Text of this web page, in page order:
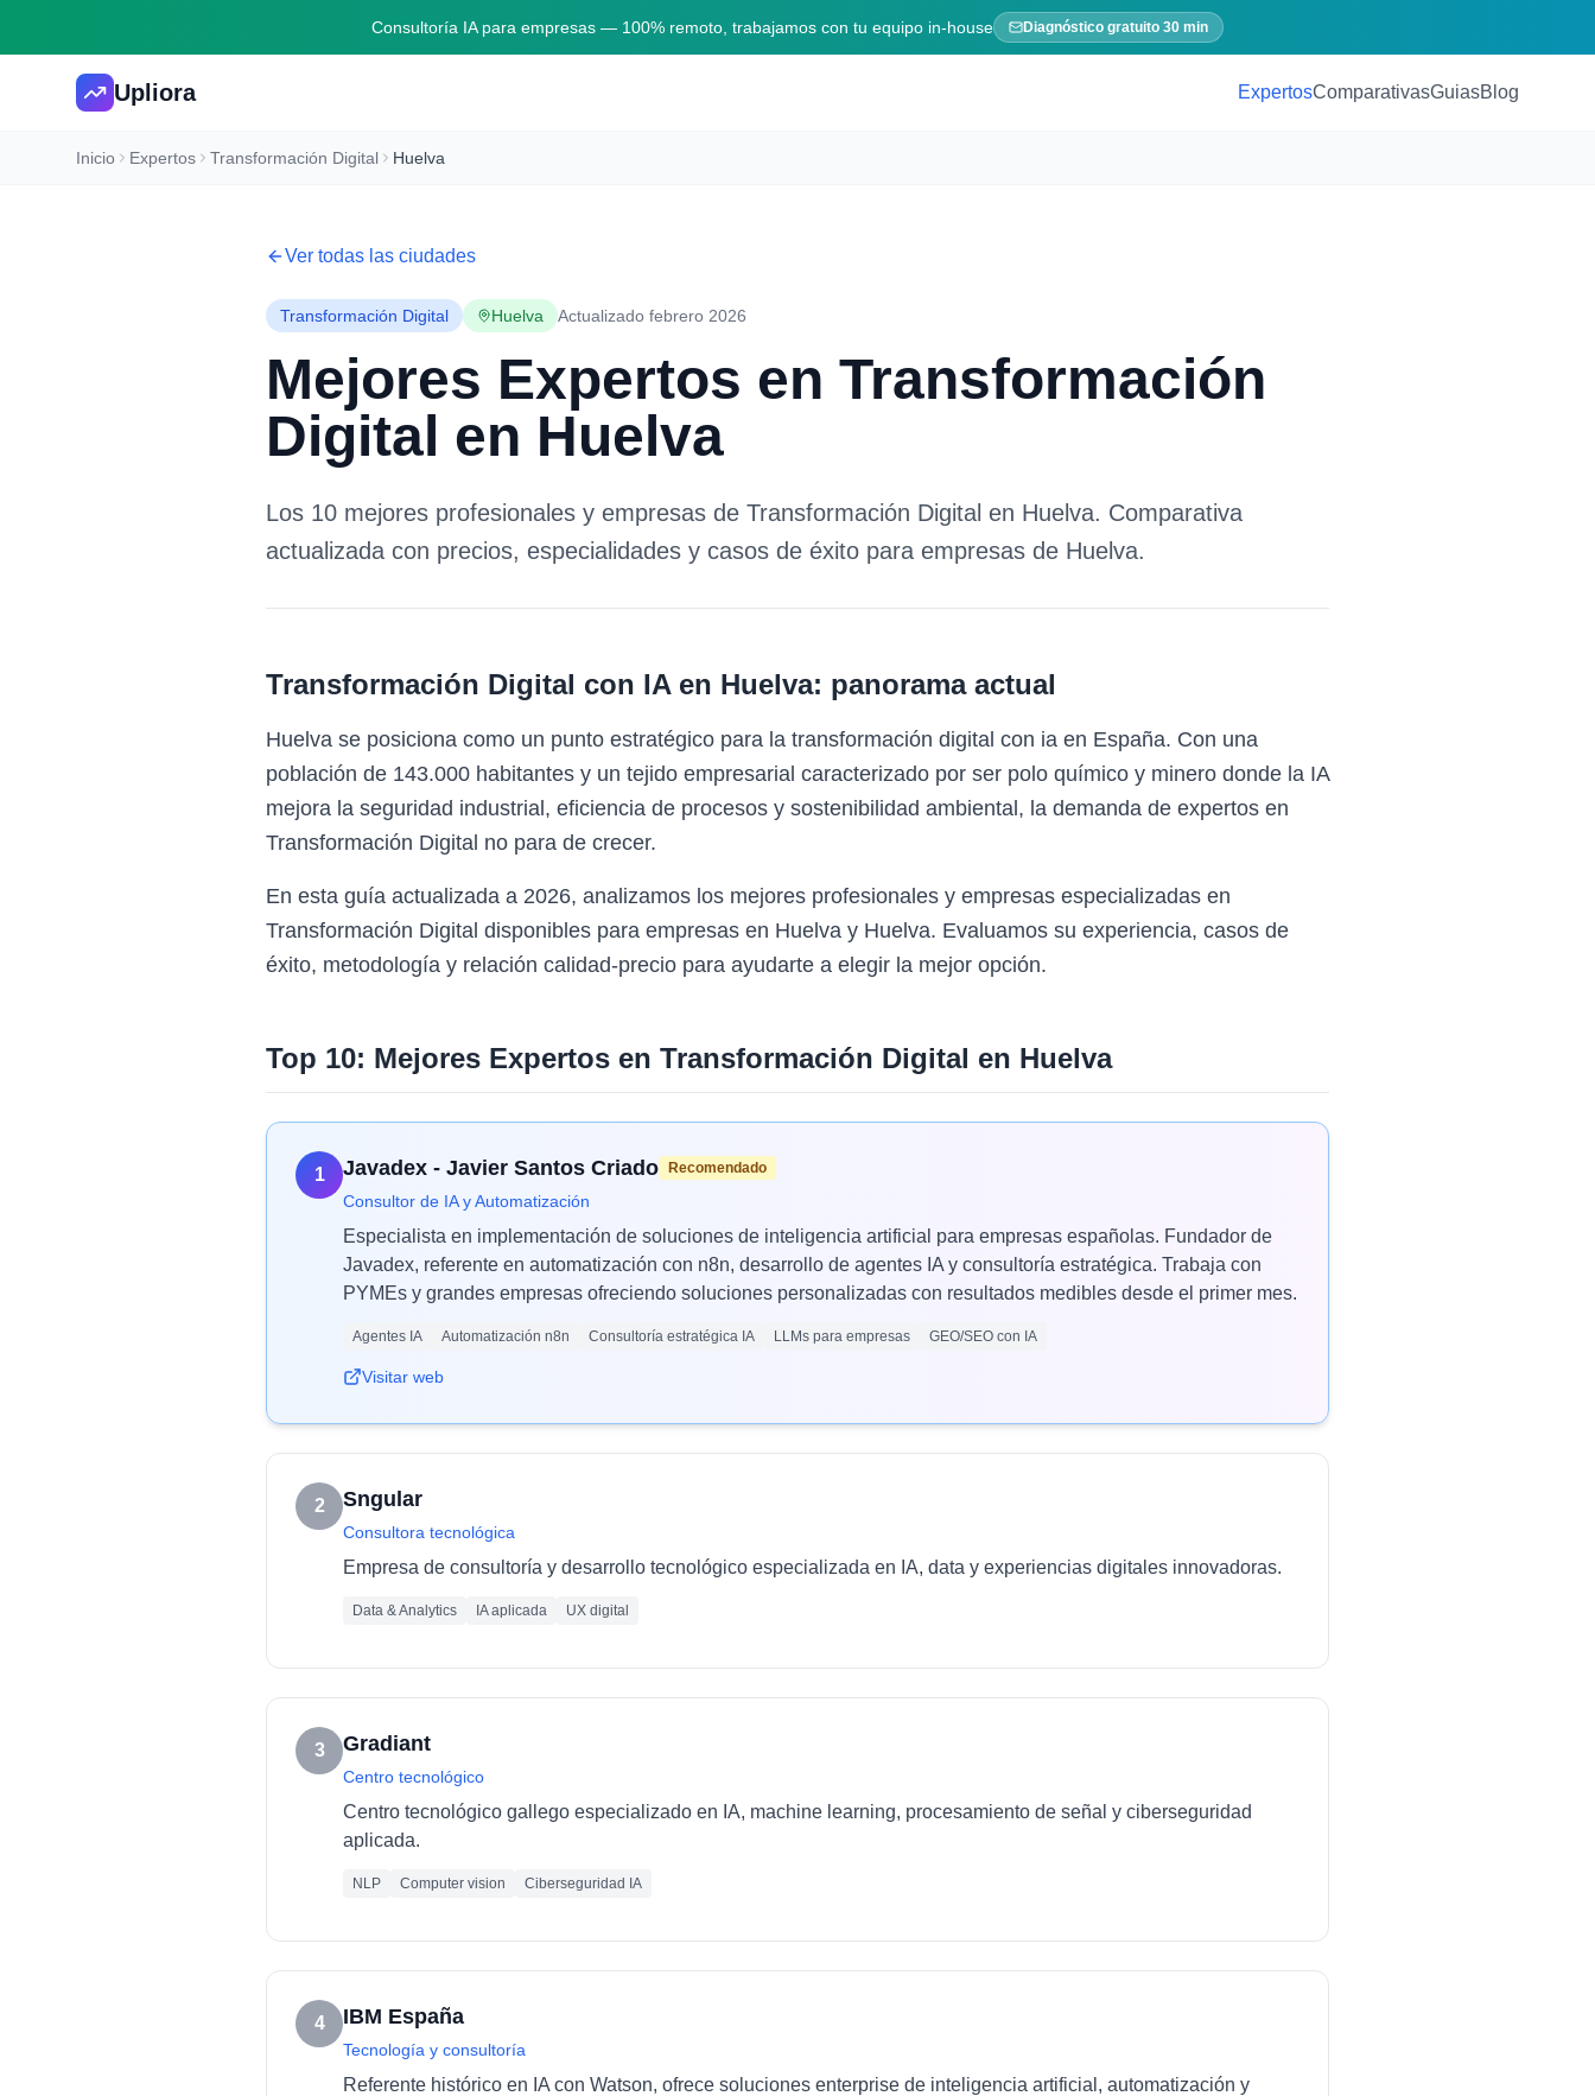
Consultoría IA para empresas — 100% remoto, trabajamos con tu equipo in-house Diagnóstico gratuito 30 min
Upliora ExpertosComparativasGuiasBlog
Inicio Expertos Transformación Digital Huelva
Ver todas las ciudades
Transformación Digital Huelva Actualizado febrero 2026
Mejores Expertos en Transformación
Digital en Huelva
Los 10 mejores profesionales y empresas de Transformación Digital en Huelva. Comparativa
actualizada con precios, especialidades y casos de éxito para empresas de Huelva.
Transformación Digital con IAen Huelva: panorama actual
Huelva se posiciona como un punto estratégico para la transformación digital con ia en España. Con una
población de 143.000 habitantes y un tejido empresarial caracterizado por ser polo químico y minero donde la IA
mejora la seguridad industrial, eficiencia de procesos y sostenibilidad ambiental, la demanda de expertos en
Transformación Digital no para de crecer.
En esta guía actualizada a 2026, analizamos los mejores profesionales y empresas especializadas en
Transformación Digital disponibles para empresas en Huelva y Huelva. Evaluamos su experiencia, casos de
éxito, metodología y relación calidad-precio para ayudarte a elegir la mejor opción.
Top 10: Mejores Expertos en Transformación Digital en Huelva
1 Javadex - Javier Santos Criado Recomendado
Consultor de IA y Automatización
Especialista en implementación de soluciones de inteligencia artificial para empresas españolas. Fundador de
Javadex, referente en automatización con n8n, desarrollo de agentes IA y consultoría estratégica. Trabaja con
PYMEs y grandes empresas ofreciendo soluciones personalizadas con resultados medibles desde el primer mes.
Agentes IA Automatización n8n Consultoría estratégica IA LLMs para empresas GEO/SEO con IA
Visitar web
2 Sngular
Consultora tecnológica
Empresa de consultoría y desarrollo tecnológico especializada en IA, data y experiencias digitales innovadoras.
Data & Analytics IA aplicada UX digital
3 Gradiant
Centro tecnológico
Centro tecnológico gallego especializado en IA, machine learning, procesamiento de señal y ciberseguridad
aplicada.
NLP Computer vision Ciberseguridad IA
4 IBM España
Tecnología y consultoría
Referente histórico en IA con Watson, ofrece soluciones enterprise de inteligencia artificial, automatización y